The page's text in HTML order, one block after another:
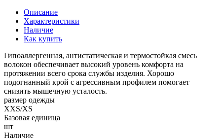
Описание
Характеристики
Наличие
Как купить
Гипоаллергенная, антистатическая и термостойкая смесь
волокон обеспечивает высокий уровень комфорта на
протяжении всего срока службы изделия. Хорошо
подогнанный крой с агрессивным профилем помогает
снизить мышечную усталость.
размер одежды
XXS/XS
Базовая единица
шт
Наличие